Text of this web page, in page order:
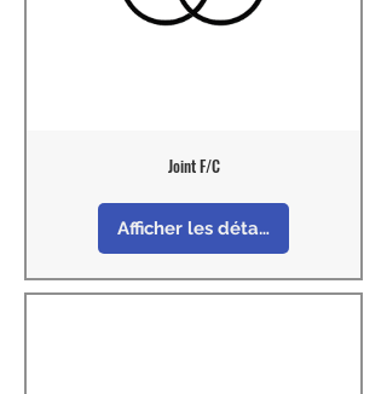
Joint F/C
Afficher les détails